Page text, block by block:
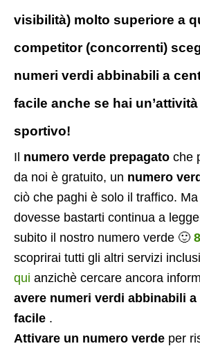
visibilità) molto superiore a
competitor (concorrenti)
numeri verdi abbinabili a
facile anche se hai
sportivo!
Il numero verde prepagato che
da noi è gratuito, un numero
ciò che paghi è solo il traffico.
dovesse bastarti continua a
subito il nostro numero verde 🙂
scoprirai tutti gli altri servizi
qui anzichè cercare ancora
avere numeri verdi abbinabili
facile .
Attivare un numero verde per